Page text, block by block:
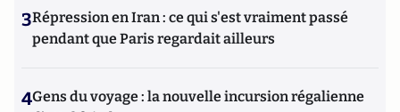
3Répression en Iran : ce qui s'est vraiment passé
pendant que Paris regardait ailleurs
4Gens du voyage : la nouvelle incursion régalienne